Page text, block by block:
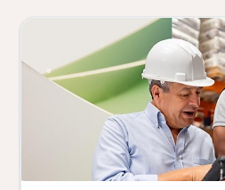
Mostrando 1 de diapositiva de 3